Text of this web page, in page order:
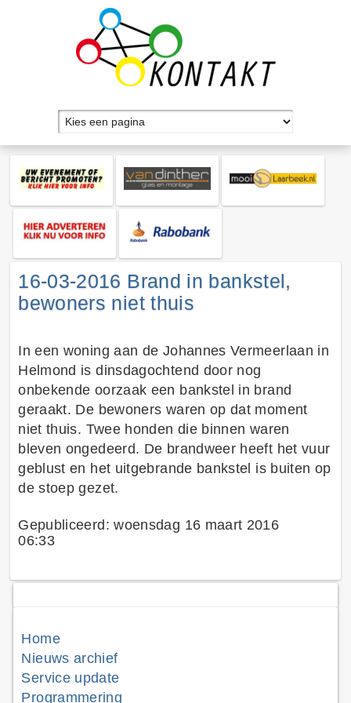
16-03-2016 Brand in bankstel,
bewoners niet thuis
In een woning aan de Johannes Vermeerlaan in
Helmond is dinsdagochtend door nog
onbekende oorzaak een bankstel in brand
geraakt. De bewoners waren op dat moment
niet thuis. Twee honden die binnen waren
bleven ongedeerd. De brandweer heeft het vuur
geblust en het uitgebrande bankstel is buiten op
de stoep gezet.
Gepubliceerd: woensdag 16 maart 2016
06:33
Home
Nieuws archief
Service update
Programmering